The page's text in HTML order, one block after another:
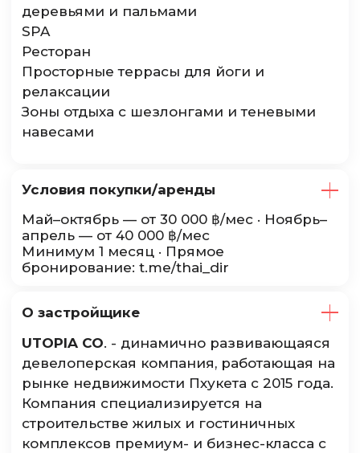
деревьями и пальмами
SPA
Ресторан
Просторные террасы для йоги и
релаксации
Зоны отдыха с шезлонгами и теневыми
навесами
Условия покупки/аренды
Май–октябрь — от 30 000 ฿/мес · Ноябрь–
апрель — от 40 000 ฿/мес
Минимум 1 месяц · Прямое
бронирование: t.me/thai_dir
О застройщике
UTOPIA CO. - динамично развивающаяся
девелоперская компания, работающая на
рынке недвижимости Пхукета с 2015 года.
Компания специализируется на
строительстве жилых и гостиничных
комплексов премиум- и бизнес-класса с